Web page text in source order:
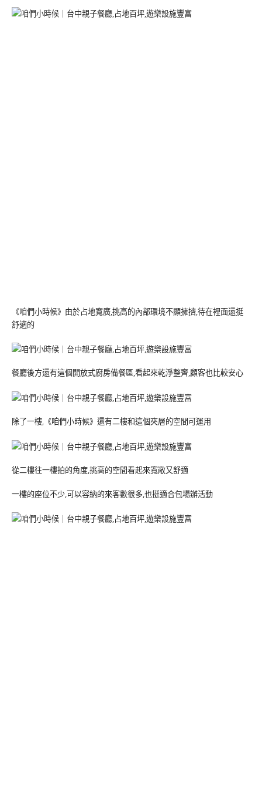
《咱們小時候》由於占地寬廣,挑高的內部環境不顯擁擠,待在裡面還挺
舒適的
餐廳後方還有這個開放式廚房備餐區,看起來乾淨整齊,顧客也比較安心
除了一樓,《咱們小時候》還有二樓和這個夾層的空間可運用
從二樓往一樓拍的角度,挑高的空間看起來寬敞又舒適
一樓的座位不少,可以容納的來客數很多,也挺適合包場辦活動